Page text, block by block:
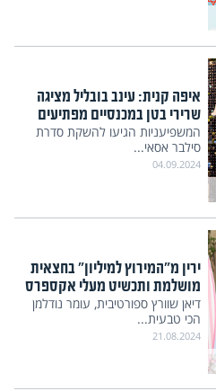
איפה קנית: עינב בובליל מציגה
שרירי בטן במכנסיים מפתיעים
המשפיעניות הגיעו להשקת סדרת
סילבר אסאי...
04.09.2024
ירין מ"המירוץ למיליון" בחצאית
מושלמת ותכשיט מעלי אקספרס
דיאן שוורץ ספורטיבית, עומר נודלמן
הכי טבעית...
21.08.2024